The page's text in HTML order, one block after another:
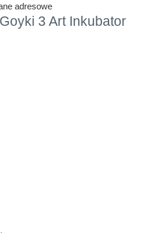
adresowe
3 Art Inkubator